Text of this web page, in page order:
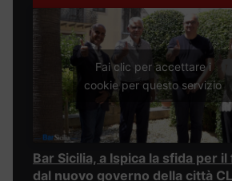
Fai clic per accettare i
cookie per questo servizio
Bar Sicilia, a Ispica la sfida per
dal nuovo governo della città